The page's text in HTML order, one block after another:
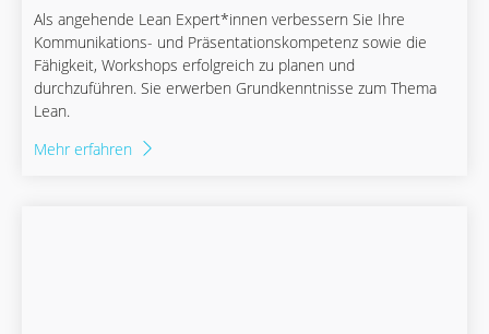
Als angehende Lean Expert*innen verbessern Sie Ihre
Kommunikations- und Präsentationskompetenz sowie die
Fähigkeit, Workshops erfolgreich zu planen und
durchzuführen. Sie erwerben Grundkenntnisse zum Thema
Lean.
Mehr erfahren